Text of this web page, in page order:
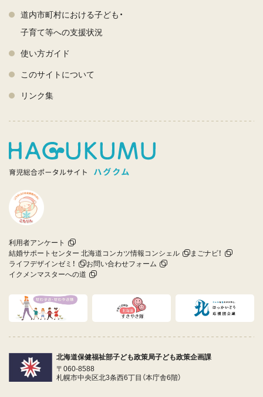
道内市町村における子ども・
子育て等への支援状況
使い方ガイド
このサイトについて
リンク集
利用者アンケート
結婚サポートセンター 北海道コンカツ情報コンシェル
まごナビ！
ライフデザインゼミ！
お問い合わせフォーム
イクメンマスターへの道
北海道保健福祉部子ども政策局子ども政策企画課
〒060-8588
札幌市中央区北3条西6丁目（本庁舎6階）